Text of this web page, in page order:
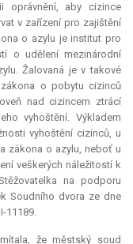
oprávnění, aby cizince
v zařízení pro zajištění
o azylu je institut pro
o udělení mezinárodní
Žalovaná je v takové
o pobytu cizinců
nad cizincem ztrácí
vyhoštění. Výkladem
vyhoštění cizinců, u
zákona o azylu, neboť u
veškerých náležitostí k
na podporu
Soudního dvora ze dne
11189.
že městský soud